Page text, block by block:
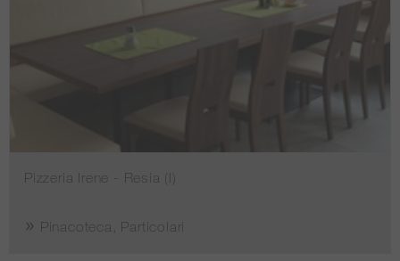
Pizzeria Irene - Resia (I)
Pinacoteca, Particolari